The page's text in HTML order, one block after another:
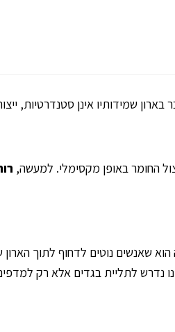
שמידותיו אינן סטנדרטיות,
החסרון בעומק זה הוא שאנשים נוטים